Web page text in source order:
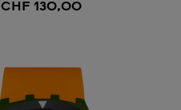
CHF 130,00